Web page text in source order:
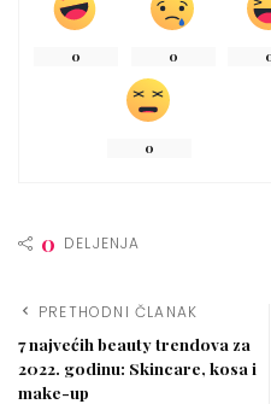
0 0
0
0 DELJENJA
PRETHODNI ČLANAK
7 najvećih beauty trendova za
2022. godinu: Skincare, kosa i
make-up